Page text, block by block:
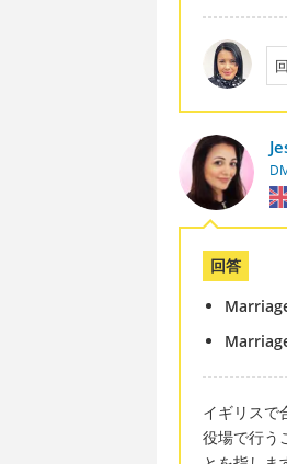
回答
イギリスで
役場で行う